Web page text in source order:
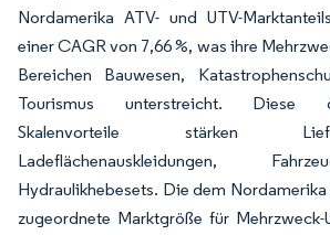
Nordamerika ATV- und UTV-
einer CAGR von 7,66 %, was ihre
Bereichen Bauwesen,
Tourismus unterstreicht. Diese
Skalenvorteile stärken
Ladeflächenauskleidungen,
Hydraulikhebesets. Die dem Nordamerika
zugeordnete Marktgröße für Mehrzweck-